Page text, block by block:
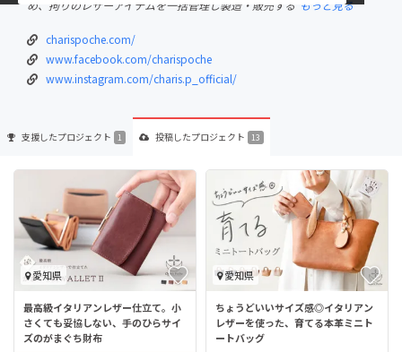
め、拘りのレザーアイテムを一括管理し製造・販売する もっと見る
charispoche.com/
www.facebook.com/charispoche
www.instagram.com/charis.p_official/
支援したプロジェクト 1 投稿したプロジェクト 13
愛知県
最高級イタリアンレザー仕立て。小
さくても妥協しない、手のひらサイ
ズのがまぐち財布
愛知県
ちょうどいいサイズ感◎イタリアン
レザーを使った、育てる本革ミニト
ートバッグ